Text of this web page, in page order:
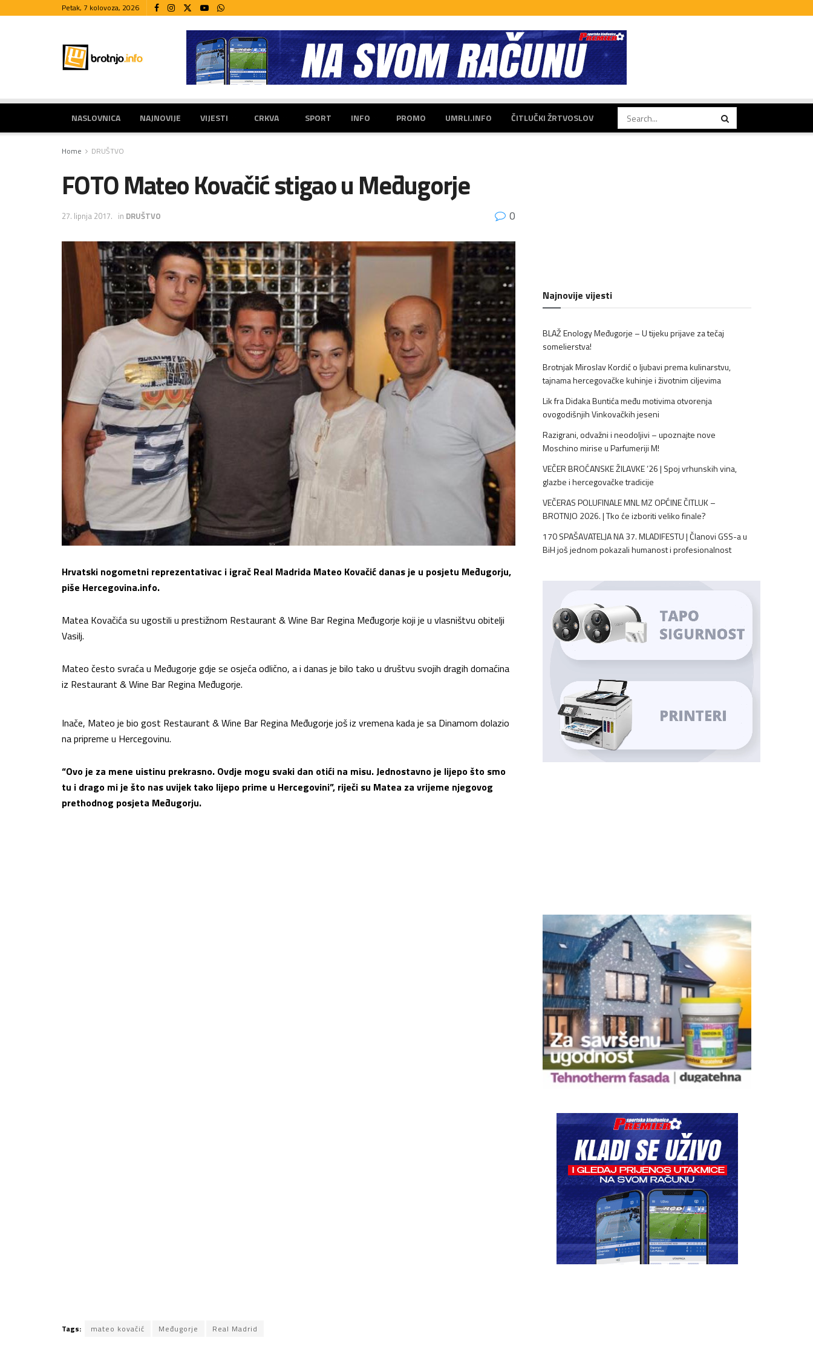
Petak, 7 kolovoza, 2026
NASLOVNICA NAJNOVIJE VIJESTI CRKVA SPORT INFO PROMO UMRLI.INFO ČITLUČKI ŽRTVOSLOV
Home DRUŠTVO
FOTO Mateo Kovačić stigao u Međugorje
27. lipnja 2017. in DRUŠTVO 0
Hrvatski nogometni reprezentativac i igrač Real Madrida Mateo Kovačić danas je u posjetu Međugorju,
piše Hercegovina.info.
Matea Kovačića su ugostili u prestižnom Restaurant & Wine Bar Regina Međugorje koji je u vlasništvu obitelji
Vasilj.
Mateo često svraća u Međugorje gdje se osjeća odlično, a i danas je bilo tako u društvu svojih dragih domaćina
iz Restaurant & Wine Bar Regina Međugorje.
Inače, Mateo je bio gost Restaurant & Wine Bar Regina Međugorje još iz vremena kada je sa Dinamom dolazio
na pripreme u Hercegovinu.
“Ovo je za mene uistinu prekrasno. Ovdje mogu svaki dan otići na misu. Jednostavno je lijepo što smo
tu i drago mi je što nas uvijek tako lijepo prime u Hercegovini”, riječi su Matea za vrijeme njegovog
prethodnog posjeta Međugorju.
Tags: mateo kovačić Međugorje Real Madrid
Najnovije vijesti
BLAŽ Enology Međugorje – U tijeku prijave za tečaj
somelierstva!
Brotnjak Miroslav Kordić o ljubavi prema kulinarstvu,
tajnama hercegovačke kuhinje i životnim ciljevima
Lik fra Didaka Buntića među motivima otvorenja
ovogodišnjih Vinkovačkih jeseni
Razigrani, odvažni i neodoljivi – upoznajte nove
Moschino mirise u Parfumeriji M!
VEČER BROĆANSKE ŽILAVKE ’26 | Spoj vrhunskih vina,
glazbe i hercegovačke tradicije
VEČERAS POLUFINALE MNL MZ OPĆINE ČITLUK –
BROTNJO 2026. | Tko će izboriti veliko finale?
170 SPAŠAVATELJA NA 37. MLADIFESTU | Članovi GSS-a u
BiH još jednom pokazali humanost i profesionalnost